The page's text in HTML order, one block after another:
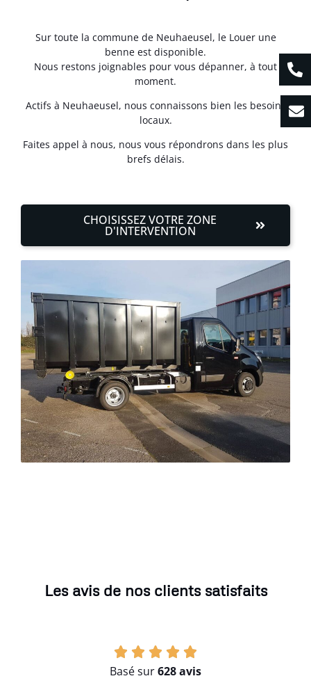
Sur toute la commune de Neuhaeusel, le Louer une
benne est disponible.
Nous restons joignables pour vous dépanner, à tout
moment.
Actifs à Neuhaeusel, nous connaissons bien les besoins
locaux.
Faites appel à nous, nous vous répondrons dans les plus
brefs délais.
CHOISISSEZ VOTRE ZONE
D'INTERVENTION
Les avis de nos clients satisfaits
Basé sur628 avis